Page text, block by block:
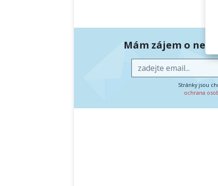
Mám zájem o
Stránky jsou
ochrana